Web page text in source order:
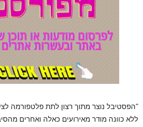
"הפסטיבל נוצר מתוך רצון לתת פלטפורמה
ללא כוונה מודר מאירועים כאלה ואחרים